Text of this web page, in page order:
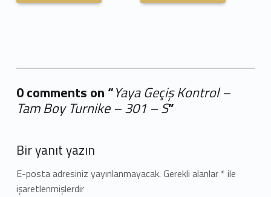
0 comments on “Yaya Geçiş Kontrol –
Tam Boy Turnike – 301 – S”
Bir yanıt yazın
E-posta adresiniz yayınlanmayacak. Gerekli alanlar * ile
işaretlenmişlerdir